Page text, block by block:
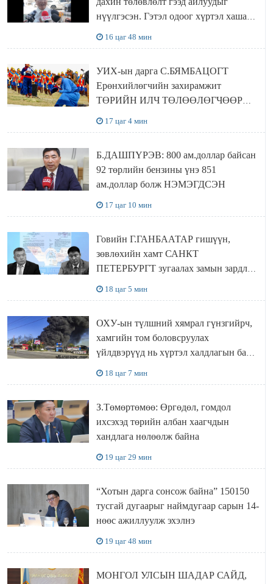
нүүлгэсэн. Гэтэл одоог хүртэл хашаа
16 цаг 48 мин
УИХ-ын дарга С.БЯМБАЦОГТ
Ерөнхийлөгчийн захирамжит
ТӨРИЙН ИЛЧ ТӨЛӨӨЛӨГЧӨӨР
17 цаг 4 мин
Б.ДАШПҮРЭВ: 800 ам.доллар байсан
92 төрлийн бензины үнэ 851
ам.доллар болж НЭМЭГДСЭН
17 цаг 10 мин
Говийн Г.ГАНБААТАР гишүүн,
зөвлөхийн хамт САНКТ
ПЕТЕРБУРГТ зугаалах замын зардлаа
18 цаг 5 мин
ОХУ-ын түлшний хямрал гүнзгийрч,
хамгийн том боловсруулах
үйлдвэрүүд нь хүртэл халдлагын бай
18 цаг 7 мин
З.Төмөртөмөө: Өргөдөл, гомдол
ихсэхэд төрийн албан хаагчдын
хандлага нөлөөлж байна
19 цаг 29 мин
“Хотын дарга сонсож байна” 150150
тусгай дугаарыг наймдугаар сарын 14-
нөөс ажиллуулж эхэлнэ
19 цаг 48 мин
МОНГОЛ УЛСЫН ШАДАР САЙД,